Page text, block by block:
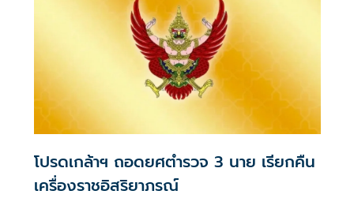
โปรดเกล้าฯ ถอดยศตำรวจ 3 นาย เรียกคืน
เครื่องราชอิสริยาภรณ์